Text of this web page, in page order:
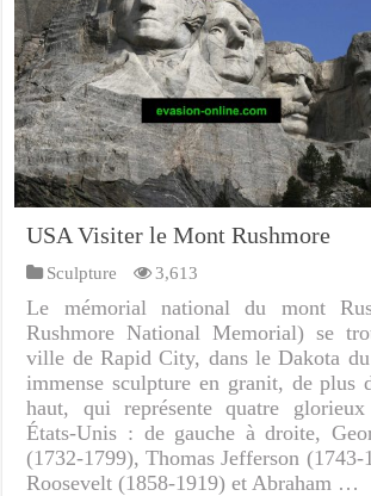
USA Visiter le Mont Rushmore
Sculpture 3,613
Le mémorial national du mont
Rushmore National Memorial) se
ville de Rapid City, dans le Dakota du
immense sculpture en granit, de plus
haut, qui représente quatre glorieux
États-Unis : de gauche à droite,
(1732-1799), Thomas Jefferson (1743-
Roosevelt (1858-1919) et Abraham …